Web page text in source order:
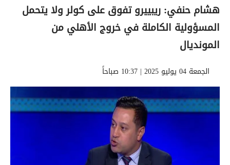
هشام حنفي: ريبييرو تفوق على كولر ولا يتحمل
المسؤولية الكاملة في خروج الأهلي من
المونديال
الجمعة 04 يوليو 2025 | 10:37 صباحاً